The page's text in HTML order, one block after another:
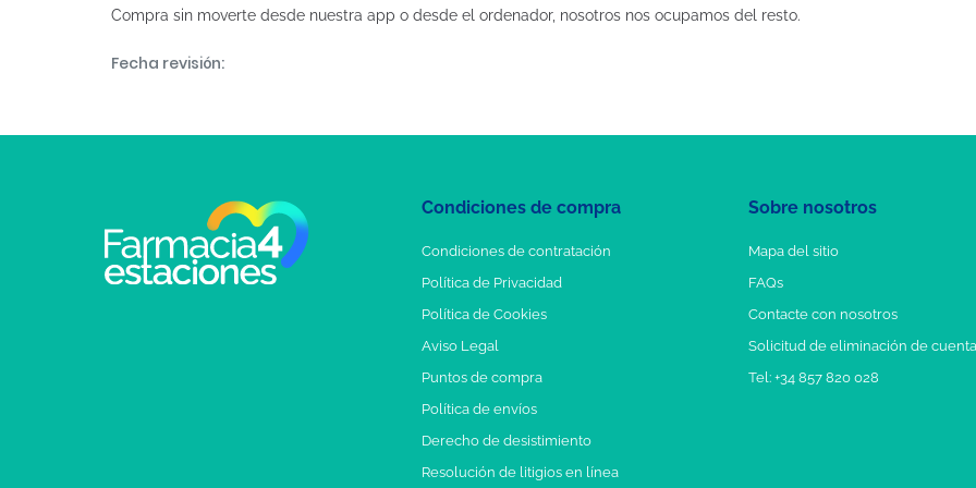
Compra sin moverte desde nuestra app o desde el ordenador, nosotros nos ocupamos del resto.
Fecha revisión:
Condiciones de compra
Condiciones de contratación
Política de Privacidad
Política de Cookies
Aviso Legal
Puntos de compra
Política de envíos
Derecho de desistimiento
Resolución de litigios en línea
Sobre nosotros
Mapa del sitio
FAQs
Contacte con nosotros
Solicitud de eliminación de cuenta
Tel: +34 857 820 028